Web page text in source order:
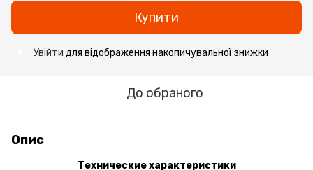
Купити
Увійти для відображення накопичувальної знижки
До обраного
Опис
Технические характеристики